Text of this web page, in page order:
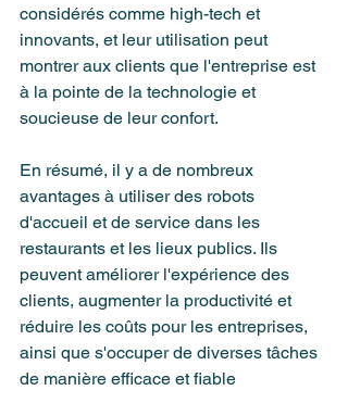
considérés comme high-tech et
innovants, et leur utilisation peut
montrer aux clients que l'entreprise est
à la pointe de la technologie et
soucieuse de leur confort.
En résumé, il y a de nombreux
avantages à utiliser des robots
d'accueil et de service dans les
restaurants et les lieux publics. Ils
peuvent améliorer l'expérience des
clients, augmenter la productivité et
réduire les coûts pour les entreprises,
ainsi que s'occuper de diverses tâches
de manière efficace et fiable